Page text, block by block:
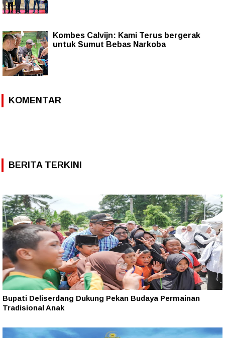
Kombes Calvijn: Kami Terus bergerak
untuk Sumut Bebas Narkoba
KOMENTAR
BERITA TERKINI
Bupati Deliserdang Dukung Pekan Budaya Permainan
Tradisional Anak